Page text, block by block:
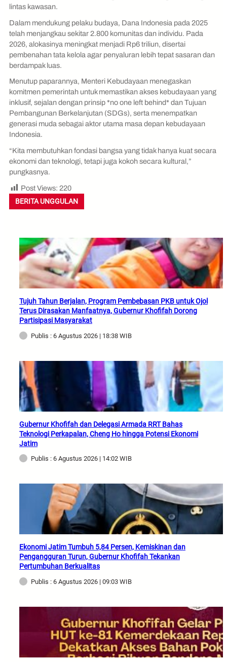
lintas kawasan.
Dalam mendukung pelaku budaya, Dana Indonesia pada 2025
telah menjangkau sekitar 2.800 komunitas dan individu. Pada
2026, alokasinya meningkat menjadi Rp6 triliun, disertai
pembenahan tata kelola agar penyaluran lebih tepat sasaran dan
berdampak luas.
Menutup paparannya, Menteri Kebudayaan menegaskan
komitmen pemerintah untuk memastikan akses kebudayaan yang
inklusif, sejalan dengan prinsip *no one left behind* dan Tujuan
Pembangunan Berkelanjutan (SDGs), serta menempatkan
generasi muda sebagai aktor utama masa depan kebudayaan
Indonesia.
“Kita membutuhkan fondasi bangsa yang tidak hanya kuat secara
ekonomi dan teknologi, tetapi juga kokoh secara kultural,”
pungkasnya.
Post Views: 220
BERITA UNGGULAN
Tujuh Tahun Berjalan, Program Pembebasan PKB untuk Ojol
Terus Dirasakan Manfaatnya, Gubernur Khofifah Dorong
Partisipasi Masyarakat
Publis : 6 Agustus 2026 | 18:38 WIB
Gubernur Khofifah dan Delegasi Armada RRT Bahas
Teknologi Perkapalan, Cheng Ho hingga Potensi Ekonomi
Jatim
Publis : 6 Agustus 2026 | 14:02 WIB
Ekonomi Jatim Tumbuh 5,84 Persen, Kemiskinan dan
Pengangguran Turun, Gubernur Khofifah Tekankan
Pertumbuhan Berkualitas
Publis : 6 Agustus 2026 | 09:03 WIB